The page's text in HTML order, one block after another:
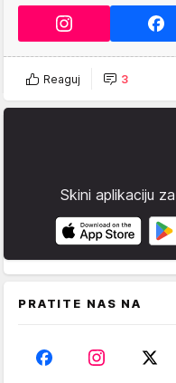
Reaguj 3
Skini aplikaciju
PRATITE NAS NA